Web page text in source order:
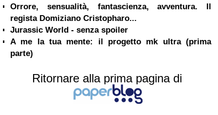
Orrore, sensualità, fantascienza, avventura. Il
regista Domiziano Cristopharo...
Jurassic World - senza spoiler
A me la tua mente: il progetto mk ultra (prima
parte)
Ritornare alla prima pagina di